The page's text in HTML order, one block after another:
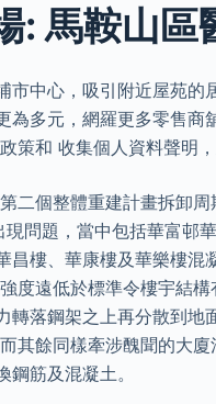
: 馬鞍山區
市中心，吸引附近屋苑
為多元，網羅更多零售
策和 收集個人資料聲明
二個整體重建計畫拆卸
問題，當中包括華富邨
昌樓、華康樓及華樂樓
度遠低於標準令樓宇結
轉落鋼架之上再分散到
其餘同樣牽涉醜聞的大
鋼筋及混凝土。